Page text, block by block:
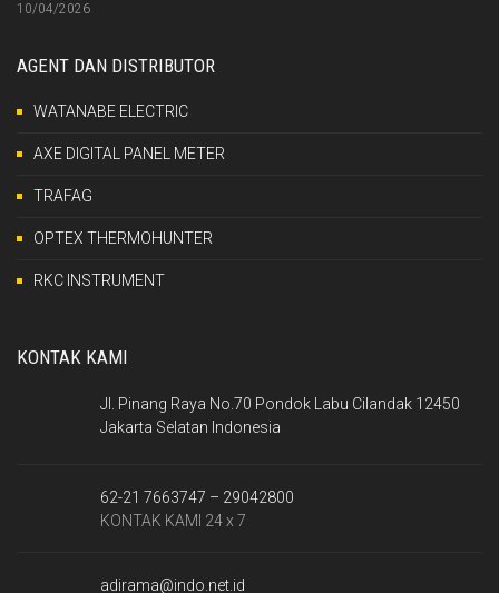
10/04/2026
AGENT DAN DISTRIBUTOR
WATANABE ELECTRIC
AXE DIGITAL PANEL METER
TRAFAG
OPTEX THERMOHUNTER
RKC INSTRUMENT
KONTAK KAMI
Jl. Pinang Raya No.70 Pondok Labu Cilandak 12450
Jakarta Selatan Indonesia
62-21 7663747 – 29042800
KONTAK KAMI 24 x 7
adirama@indo.net.id